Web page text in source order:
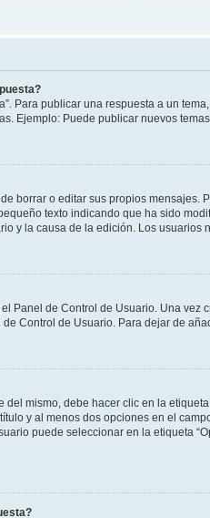
Para publicar una respuesta a un
Ejemplo: Puede publicar nuevos
borrar o editar sus propios mensajes.
texto indicando que ha sido
y la causa de la edición. Los
Panel de Control de Usuario. Una vez
Control de Usuario. Para dejar de
mismo, debe hacer clic en la
y al menos dos opciones en el
puede seleccionar en la etiqueta